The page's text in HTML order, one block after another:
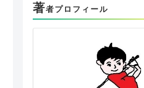
著者プロフィール